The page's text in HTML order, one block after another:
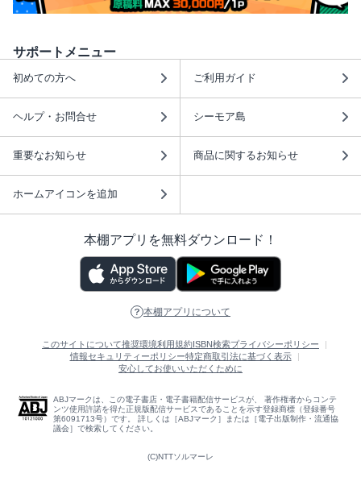
サポートメニュー
初めての方へ ご利用ガイド
ヘルプ・お問合せ シーモア島
重要なお知らせ 商品に関するお知らせ
ホームアイコンを追加
本棚アプリを無料ダウンロード！
本棚アプリについて
このサイトについて推奨環境利用規約ISBN検索プライバシーポリシー
情報セキュリティーポリシー特定商取引法に基づく表示
安心してお使いいただくために
ABJマークは、この電子書店・電子書籍配信サービスが、 著作権者からコンテ
ンツ使用許諾を得た正規版配信サービスであることを示す登録商標（登録番号
第6091713号）です。 詳しくは［ABJマーク］または［電子出版制作・流通協
議会］で検索してください。
(C)NTTソルマーレ